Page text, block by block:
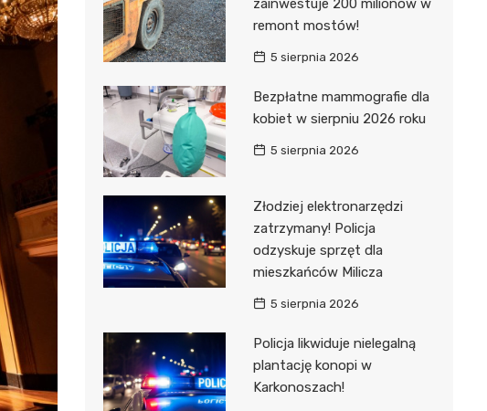
zainwestuje 200 milionów w
remont mostów!
5 sierpnia 2026
Bezpłatne mammografie dla
kobiet w sierpniu 2026 roku
5 sierpnia 2026
Złodziej elektronarzędzi
zatrzymany! Policja
odzyskuje sprzęt dla
mieszkańców Milicza
5 sierpnia 2026
Policja likwiduje nielegalną
plantację konopi w
Karkonoszach!